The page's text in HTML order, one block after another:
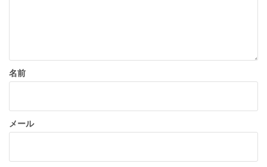
名前
メール